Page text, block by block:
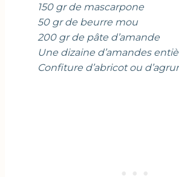
150 gr de mascarpone
50 gr de beurre mou
200 gr de pâte d’amande
Une dizaine d’amandes
Confiture d’abricot ou